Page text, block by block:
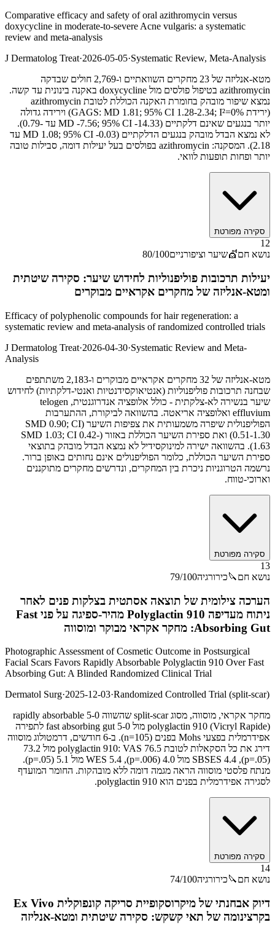
Comparative efficacy and safety of oral azithromycin versus
doxycycline in moderate-to-severe Acne vulgaris: a systematic
review and meta-analysis
J Dermatolog Treat·2026-05-05·Systematic Review, Meta-Analysis
מטא-אנליזה של 23 מחקרים השוואתיים ו-2,769 חולים שבדקה
azithromycin בטיפול פולסים מול doxycycline באקנה בינונית עד קשה.
נמצא שיפור מובהק בחומרת האקנה הכוללת לטובת azithromycin
(ירידת GAGS: MD 1.81; 95% CI 1.28-2.34; I²=0%) וירידה גדולה
יותר בנגעים שאינם דלקתיים (MD -7.56; 95% CI -14.33 עד -0.79).
לא נמצא הבדל מובהק בנגעים הדלקתיים (MD 1.08; 95% CI -0.03 עד
2.18). המסקנה: azithromycin בפולסים בעל יעילות דומה, סבילות טובה
יותר ופחות תופעות לוואי.
סקירה מפורטת
12
נושא חם💇שיער וציפורניים 80/100
יעילות תרכובות פוליפנוליות לחידוש שיער: סקירה שיטתית
ומטא-אנליזה של מחקרים אקראיים מבוקרים
Efficacy of polyphenolic compounds for hair regeneration: a
systematic review and meta-analysis of randomized controlled trials
J Dermatolog Treat·2026-04-30·Systematic Review and Meta-
Analysis
מטא-אנליזה של 32 מחקרים אקראיים מבוקרים ו-2,183 משתתפים
שבחנה תרכובות פוליפנוליות (אנטיאוקסידנטיות ואנטי-דלקתיות) לחידוש
שיער בנשירה לא-צלקתית - כולל אלופציה אנדרוגנטית, telogen
effluvium ואלופציה אריאטה. בהשוואה לביקורת, ההתערבות
הפוליפנולית שיפרה משמעותית את צפיפות השיער (SMD 0.90; CI
0.51-1.30) ואת ספירת השיער הכוללת באזור (SMD 1.03; CI 0.42-
1.63). בהשוואה ישירה למינוקסידיל לא נמצא הבדל מובהק בתוצאי
ספירת השיער הכוללת, כלומר הפוליפנולים אינם נחותים באופן ברור.
נרשמה הטרוגניות ניכרת בין המחקרים, ונדרשים מחקרים מתוקננים
וארוכי-טווח.
סקירה מפורטת
13
נושא חם🔪כירורגיה 79/100
הערכה צילומית של תוצאה אסתטית בצלקות פנים לאחר
ניתוח מעדיפה Polyglactin 910 מהיר-ספיגה על פני Fast
Absorbing Gut: מחקר אקראי מבוקר ומוסווה
Photographic Assessment of Cosmetic Outcome in Postsurgical
Facial Scars Favors Rapidly Absorbable Polyglactin 910 Over Fast
Absorbing Gut: A Blinded Randomized Clinical Trial
Dermatol Surg·2025-12-03·Randomized Controlled Trial (split-scar)
מחקר אקראי, מוסווה, מסוג split-scar שהשווה 5-0 rapidly absorbable
polyglactin 910 (Vicryl Rapide) מול 5-0 fast absorbing gut לתפירה
אפידרמלית בפצעי Mohs בפנים (n=105). ב-6 חודשים, דרמטולוג מוסווה
דירג את כל הסקאלות לטובת polyglactin 910: VAS 76.5 מול 73.2
(p=.05), SBSES 4.4 מול 4.0 (p=.006), WES 5.4 מול 5.1 (p=.05).
מנתח פלסטי מוסווה הראה מגמה דומה ללא מובהקות. החומר המועדף
לסגירה אפידרמלית בפנים הוא polyglactin 910.
סקירה מפורטת
14
נושא חם🔪כירורגיה 74/100
דיוק אבחנתי של מיקרוסקופיית סריקה קונפוקלית Ex Vivo
בקרצינומה של תאי קשקש: סקירה שיטתית ומטא-אנליזה